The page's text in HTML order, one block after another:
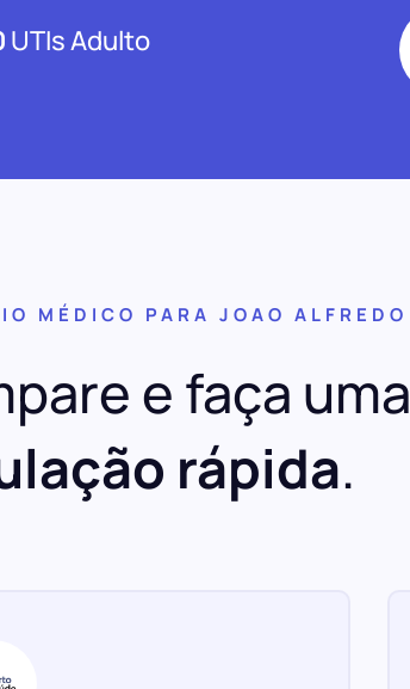
UTIs Adulto
MÉDICO PARA JOAO ALFREDO
e faça uma
rápida.